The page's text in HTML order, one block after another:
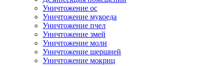
Уничтожение ос
Уничтожение мукоеда
Уничтожение пчел
Уничтожение змей
Уничтожение моли
Уничтожение шершней
Уничтожение мокриц